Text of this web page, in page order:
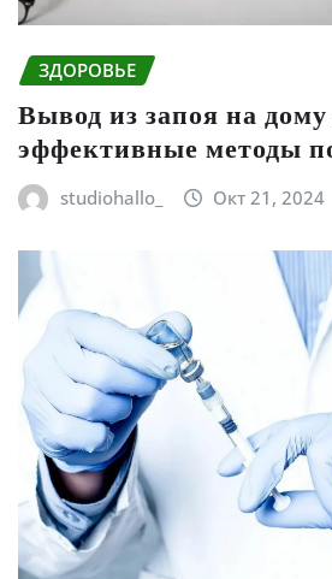
ЗДОРОВЬЕ
Вывод из запоя на
эффективные методы
studiohallo_ Окт 21, 2024